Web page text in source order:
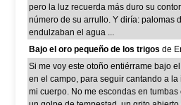
pero la luz recuerda más duro su
número de su arrullo. Y diría: palomas
endulzaban el agua ...
Bajo el oro pequeño de los trigos de
Si me voy este otoño entiérrame bajo
en el campo, para seguir cantando a
mi cuerpo. No me escondas en